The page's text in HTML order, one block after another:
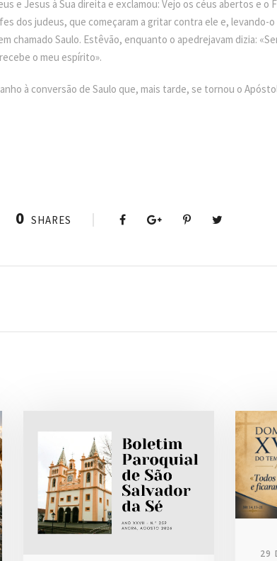
e Jesus à Sua direita e exclamou: Vejo os céus abertos e o
dos judeus, que começaram a gritar contra ele e, levando-
chamado Saulo. Estêvão, enquanto o apedrejavam dizia:
o meu espírito».
à conversão de Saulo que, mais tarde, se tornou o
0 SHARES
29